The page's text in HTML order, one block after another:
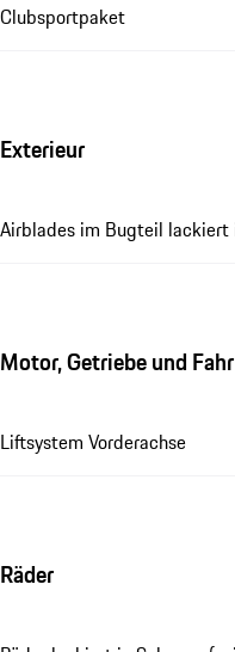
Clubsportpaket
Exterieur
Airblades im Bugteil lackiert
Motor, Getriebe und
Liftsystem Vorderachse
Räder